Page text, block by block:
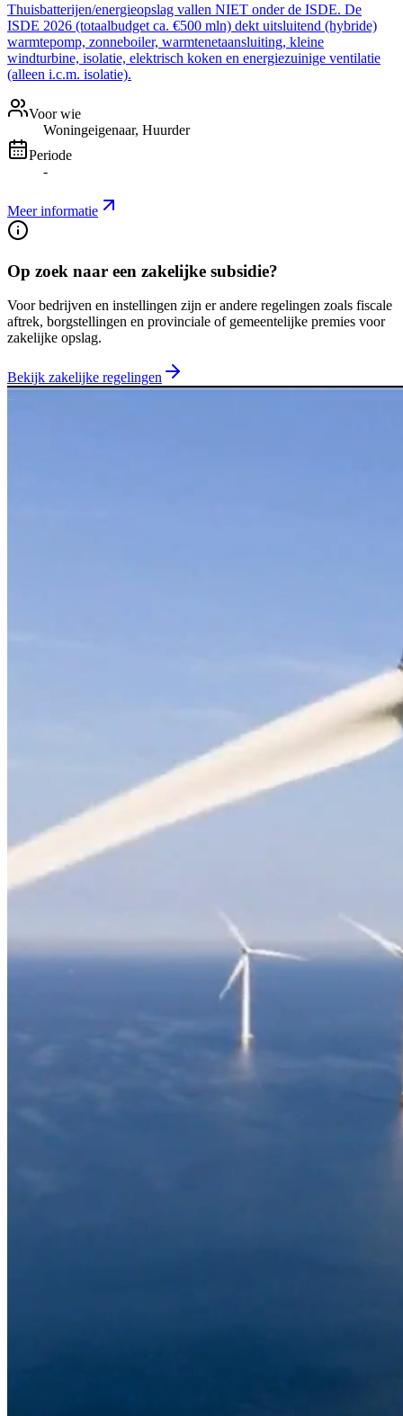
Thuisbatterijen/energieopslag vallen NIET onder de ISDE. De
ISDE 2026 (totaalbudget ca. €500 mln) dekt uitsluitend (hybride)
warmtepomp, zonneboiler, warmtenetaansluiting, kleine
windturbine, isolatie, elektrisch koken en energiezuinige ventilatie
(alleen i.c.m. isolatie).
Voor wie
Woningeigenaar, Huurder
Periode
-
Meer informatie
Op zoek naar een zakelijke subsidie?
Voor bedrijven en instellingen zijn er andere regelingen zoals fiscale
aftrek, borgstellingen en provinciale of gemeentelijke premies voor
zakelijke opslag.
Bekijk zakelijke regelingen